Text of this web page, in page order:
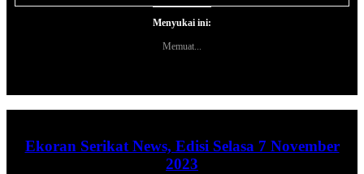
Menyukai ini:
Memuat...
Ekoran Serikat News, Edisi Selasa 7 November
2023